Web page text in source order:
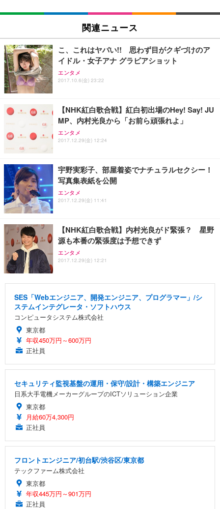
関連ニュース
こ、これはヤバい!! 思わず目がクギづけのア
イドル・女子アナ グラビアショット
エンタメ
2017.10.6(金) 23:22
【NHK紅白歌合戦】紅白初出場のHey! Say! JU
MP、内村光良から「お前ら頑張れよ」
エンタメ
2017.12.29(金) 12:24
宇野実彩子、部屋着姿でナチュラルセクシー！
写真集表紙を公開
エンタメ
2017.12.29(金) 11:41
【NHK紅白歌合戦】内村光良がド緊張？ 星野
源も本番の緊張度は予想できず
エンタメ
2017.12.29(金) 12:21
SES「Webエンジニア、開発エンジニア、プログラマー」/シ
ステムインテグレータ・ソフトハウス
コンピュータシステム株式会社
東京都
年収450万円～600万円
正社員
セキュリティ監視基盤の運用・保守/設計・構築エンジニア
日系大手電機メーカーグループのICTソリューション企業
東京都
月給60万4,300円
正社員
フロントエンジニア/初台駅/渋谷区/東京都
テックファーム株式会社
東京都
年収445万円～901万円
正社員